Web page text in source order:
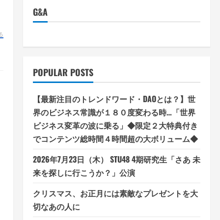
G&A
POPULAR POSTS
【最新注目のトレンドワード・DAOとは？】世
界のビジネス常識が１８０度変わる時…「世界
ビジネス変革の波に乗る」◆限定２大特典付き
でコンテンツ総時間４時間超の大ボリューム◆
2026年7月23日（木） STU48 4期研究生「さあ 未
来を探しに行こうか？」公演
クリスマス、お正月には素敵なプレゼントを大
切なあの人に